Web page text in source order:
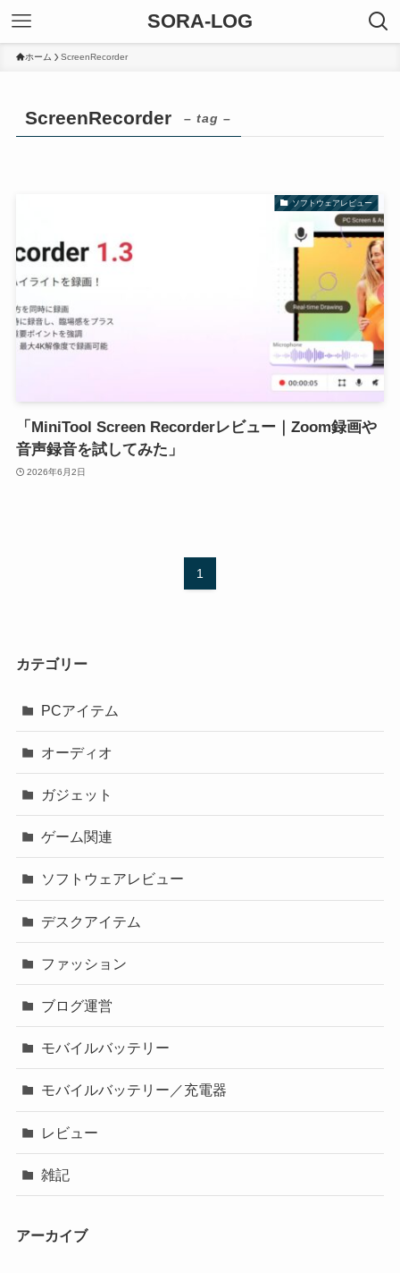
SORA-LOG
ホーム ScreenRecorder
ScreenRecorder – tag –
ソフトウェアレビュー
「MiniTool Screen Recorderレビュー｜Zoom録画や
音声録音を試してみた」
2026年6月2日
1
カテゴリー
PCアイテム
オーディオ
ガジェット
ゲーム関連
ソフトウェアレビュー
デスクアイテム
ファッション
ブログ運営
モバイルバッテリー
モバイルバッテリー／充電器
レビュー
雑記
アーカイブ